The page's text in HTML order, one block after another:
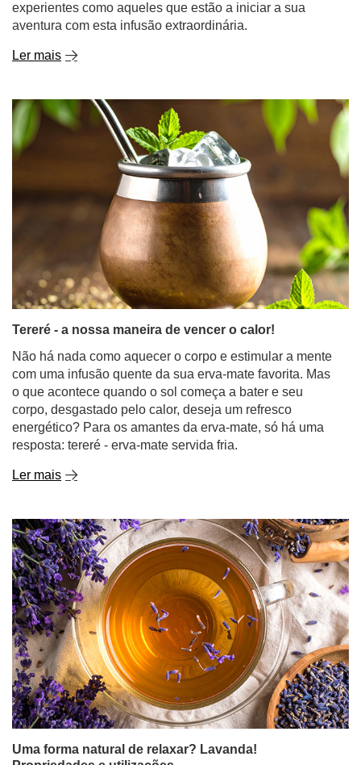
experientes como aqueles que estão a iniciar a sua
aventura com esta infusão extraordinária.
Ler mais
Tereré - a nossa maneira de vencer o calor!
Não há nada como aquecer o corpo e estimular a mente
com uma infusão quente da sua erva-mate favorita. Mas
o que acontece quando o sol começa a bater e seu
corpo, desgastado pelo calor, deseja um refresco
energético? Para os amantes da erva-mate, só há uma
resposta: tereré - erva-mate servida fria.
Ler mais
Uma forma natural de relaxar? Lavanda!